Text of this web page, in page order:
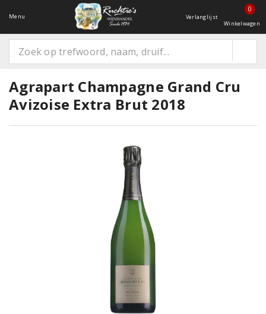
Menu Verlanglijst
0
Winkelwagen
Agrapart Champagne Grand Cru
Avizoise Extra Brut 2018